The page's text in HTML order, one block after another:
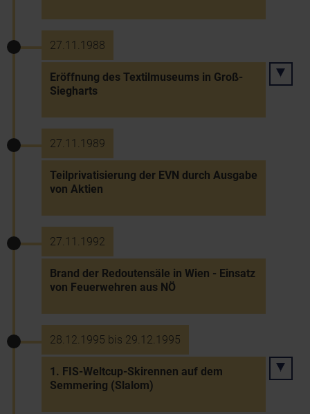
27.11.1988
Eröffnung des Textilmuseums in Groß-
Siegharts
27.11.1989
Teilprivatisierung der EVN durch Ausgabe
von Aktien
27.11.1992
Brand der Redoutensäle in Wien - Einsatz
von Feuerwehren aus NÖ
28.12.1995 bis 29.12.1995
1. FIS-Weltcup-Skirennen auf dem
Semmering (Slalom)